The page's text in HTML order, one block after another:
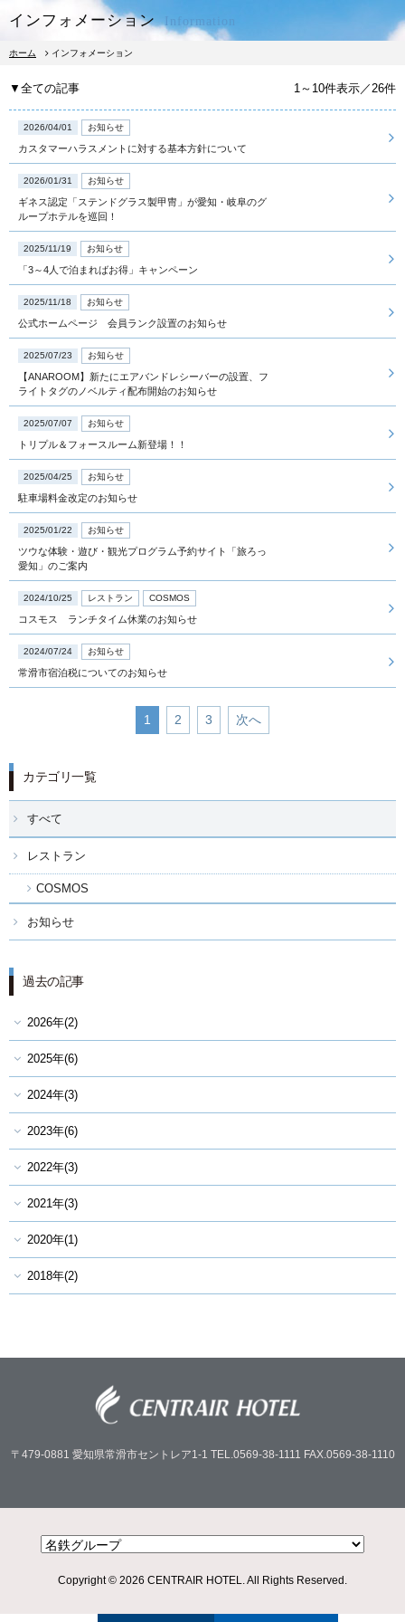
宿泊予約 レストラン予約
宿泊
朝食
レストラン
館内
観光
アクセス
よくあるご質問
お問い合わせ 会社概要
インフォメーション Information
ホーム インフォメーション
▼全ての記事 1～10件表示／26件
2026/04/01 お知らせ
カスタマーハラスメントに対する基本方針について
2026/01/31 お知らせ
ギネス認定「ステンドグラス製甲冑」が愛知・岐阜のグ
ループホテルを巡回！
2025/11/19 お知らせ
「3～4人で泊まればお得」キャンペーン
2025/11/18 お知らせ
公式ホームページ 会員ランク設置のお知らせ
2025/07/23 お知らせ
【ANAROOM】新たにエアバンドレシーバーの設置、フ
ライトタグのノベルティ配布開始のお知らせ
2025/07/07 お知らせ
トリプル＆フォースルーム新登場！！
2025/04/25 お知らせ
駐車場料金改定のお知らせ
2025/01/22 お知らせ
ツウな体験・遊び・観光プログラム予約サイト「旅ろっ
愛知」のご案内
2024/10/25 レストラン COSMOS
コスモス ランチタイム休業のお知らせ
2024/07/24 お知らせ
常滑市宿泊税についてのお知らせ
1 2 3 次へ
カテゴリ一覧
すべて
レストラン
COSMOS
お知らせ
過去の記事
2026年(2)
2025年(6)
2024年(3)
2023年(6)
2022年(3)
2021年(3)
2020年(1)
2018年(2)
〒479-0881 愛知県常滑市セントレア1-1 TEL.0569-38-1111 FAX.0569-38-1110
Copyright © 2026 CENTRAIR HOTEL. All Rights Reserved.